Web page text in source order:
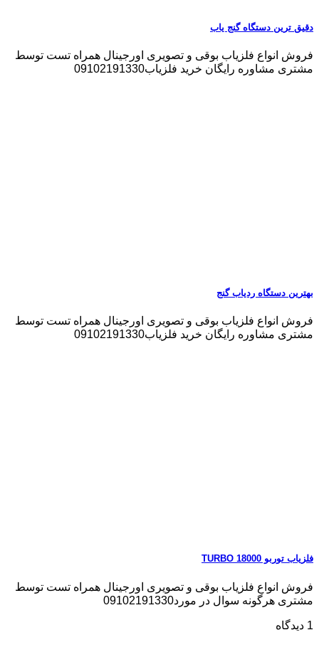
دقیق ترین دستگاه گنج یاب
فروش انواع فلزیاب بوقی و تصویری اورجینال همراه تست توسط
مشتری مشاوره رایگان خرید فلزیاب09102191330
بهترین دستگاه ردیاب گنج
فروش انواع فلزیاب بوقی و تصویری اورجینال همراه تست توسط
مشتری مشاوره رایگان خرید فلزیاب09102191330
فلزیاب توربو TURBO 18000
فروش انواع فلزیاب بوقی و تصویری اورجینال همراه تست توسط
مشتری هرگونه سوال در مورد09102191330
1 دیدگاه